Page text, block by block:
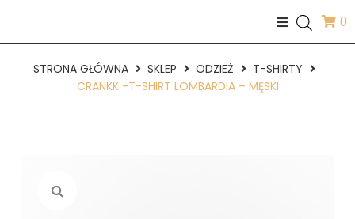
0
STRONA GŁÓWNA SKLEP ODZIEŻ
T-SHIRTY
CRANKK -T-SHIRT LOMBARDIA – MĘSKI